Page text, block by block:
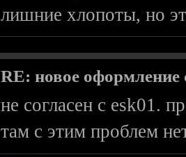
лишние хлопоты, но
RE: новое оформление
не согласен с esk01.
там с этим проблем